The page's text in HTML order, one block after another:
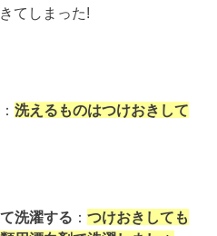
てしまった!
： 洗えるものはつけおきして
洗濯する ： つけおきしても